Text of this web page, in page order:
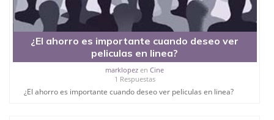
¿El ahorro es importante cuando deseo ver
peliculas en linea?
marklopez enCine
1 Respuestas
¿El ahorro es importante cuando deseo ver peliculas en linea?